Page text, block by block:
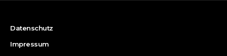
Datenschutz
Impressum